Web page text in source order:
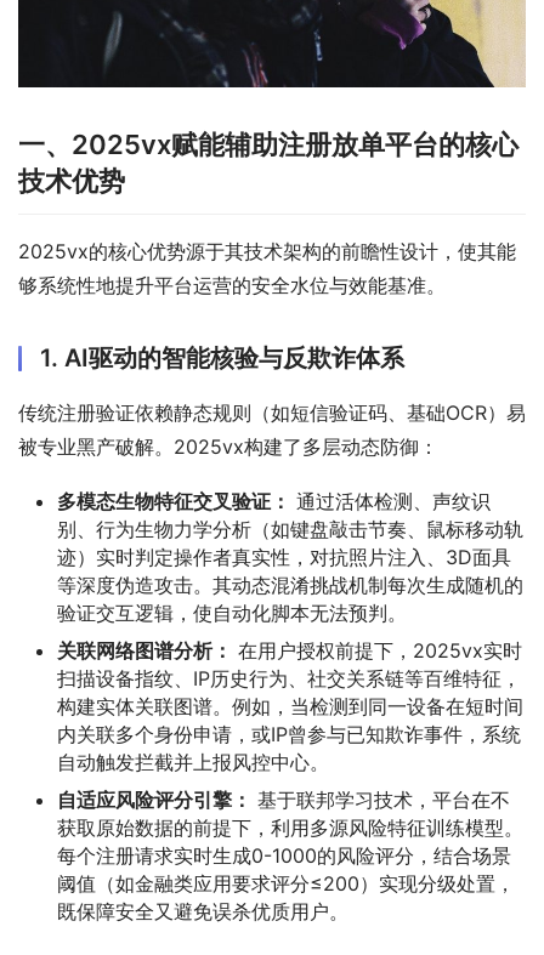
一、2025vx赋能辅助注册放单平台的核心
技术优势
2025vx的核心优势源于其技术架构的前瞻性设计，使其能
够系统性地提升平台运营的安全水位与效能基准。
1. AI驱动的智能核验与反欺诈体系
传统注册验证依赖静态规则（如短信验证码、基础OCR）易
被专业黑产破解。2025vx构建了多层动态防御：
多模态生物特征交叉验证： 通过活体检测、声纹识
别、行为生物力学分析（如键盘敲击节奏、鼠标移动轨
迹）实时判定操作者真实性，对抗照片注入、3D面具
等深度伪造攻击。其动态混淆挑战机制每次生成随机的
验证交互逻辑，使自动化脚本无法预判。
关联网络图谱分析： 在用户授权前提下，2025vx实时
扫描设备指纹、IP历史行为、社交关系链等百维特征，
构建实体关联图谱。例如，当检测到同一设备在短时间
内关联多个身份申请，或IP曾参与已知欺诈事件，系统
自动触发拦截并上报风控中心。
自适应风险评分引擎： 基于联邦学习技术，平台在不
获取原始数据的前提下，利用多源风险特征训练模型。
每个注册请求实时生成0-1000的风险评分，结合场景
阈值（如金融类应用要求评分≤200）实现分级处置，
既保障安全又避免误杀优质用户。